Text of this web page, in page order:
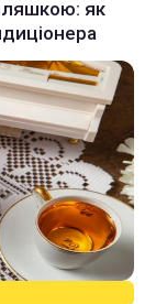
як